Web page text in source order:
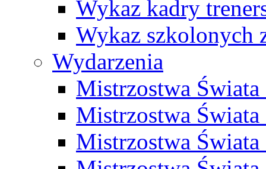
Wykaz kadry
Wykaz szkolonych
Wydarzenia
Mistrzostwa
Mistrzostwa
Mistrzostwa